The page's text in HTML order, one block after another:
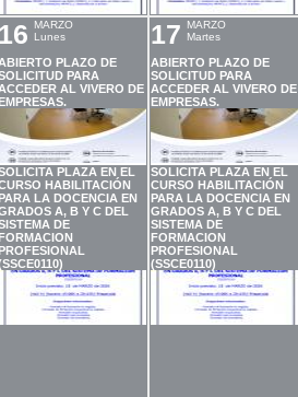
MARZO
Lunes
PLAZO DE
PARA
AL VIVERO DE
PLAZA EN EL
HABILITACIÓN
LA DOCENCIA EN
A, B Y C DEL
DE
17
MARZO
Martes
ABIERTO PLAZO DE
SOLICITUD PARA
ACCEDER AL VIVERO DE
EMPRESAS.
SOLICITA PLAZA EN EL
CURSO HABILITACIÓN
PARA LA DOCENCIA EN
GRADOS A, B Y C DEL
SISTEMA DE
FORMACION
PROFESIONAL
(SSCE0110)